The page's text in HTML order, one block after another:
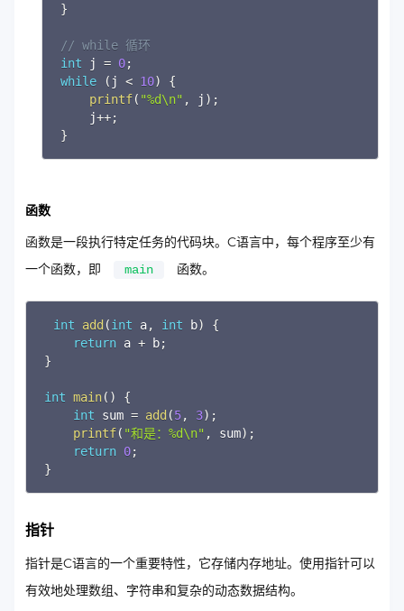
}
// while 循环
int j = 0;
while
( j < 10)
{
printf( "%d\n" , j ) ;
    j
++;
}
函数
函数是一段执行特定任务的代码块。C语言中，每个程序至少有
一个函数，即
main 函数。
int add (int a, int b)
{
return a + b;
}
int main( )
{
int sum = add (5, 3) ;
printf( "和是：%d\n" , sum) ;
return
0;
}
指针
指针是C语言的一个重要特性，它存储内存地址。使用指针可以
有效地处理数组、字符串和复杂的动态数据结构。